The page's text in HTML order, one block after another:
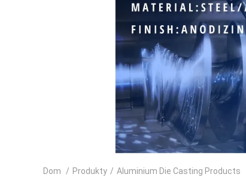
Dom / Produkty / Aluminium Die Casting Products